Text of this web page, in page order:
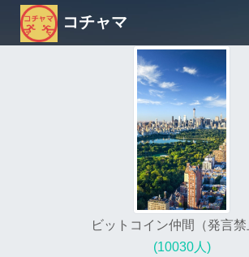
コチャマ
ビットコイン仲間（発言禁
(10030人)